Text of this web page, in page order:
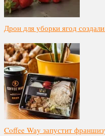
Дрон для уборки ягод
Coffee Way запустит